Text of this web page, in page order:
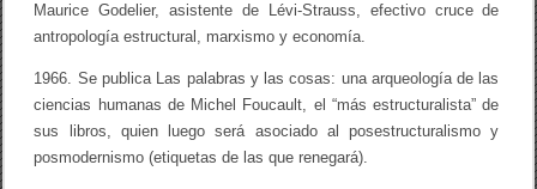
Maurice Godelier, asistente de Lévi-Strauss, efectivo cruce de
antropología estructural, marxismo y economía.
1966. Se publica Las palabras y las cosas: una arqueología de las
ciencias humanas de Michel Foucault, el “más estructuralista” de
sus libros, quien luego será asociado al posestructuralismo y
posmodernismo (etiquetas de las que renegará).